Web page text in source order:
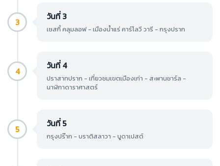
3 วันที่ 3
เชสกี้ คลุมลอฟ - เมืองน้ำแร่ คาร์โลวี วารี - กรุงปราก
4 วันที่ 4
ปราสาทปราก - เที่ยวชมเขตเมืองเก่า - สะพานชาร์ล -
นาฬิกาดาราศาสตร์
5 วันที่ 5
กรุงปร๊าก - บราติสลาวา - บูดาเปสต์